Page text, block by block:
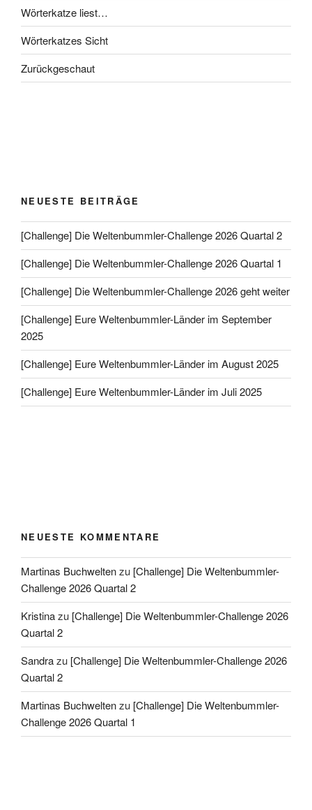
Wörterkatze liest…
Wörterkatzes Sicht
Zurückgeschaut
NEUESTE BEITRÄGE
[Challenge] Die Weltenbummler-Challenge 2026 Quartal 2
[Challenge] Die Weltenbummler-Challenge 2026 Quartal 1
[Challenge] Die Weltenbummler-Challenge 2026 geht weiter
[Challenge] Eure Weltenbummler-Länder im September
2025
[Challenge] Eure Weltenbummler-Länder im August 2025
[Challenge] Eure Weltenbummler-Länder im Juli 2025
NEUESTE KOMMENTARE
Martinas Buchweltenzu [Challenge] Die Weltenbummler-
Challenge 2026 Quartal 2
Kristinazu [Challenge] Die Weltenbummler-Challenge 2026
Quartal 2
Sandrazu [Challenge] Die Weltenbummler-Challenge 2026
Quartal 2
Martinas Buchweltenzu [Challenge] Die Weltenbummler-
Challenge 2026 Quartal 1